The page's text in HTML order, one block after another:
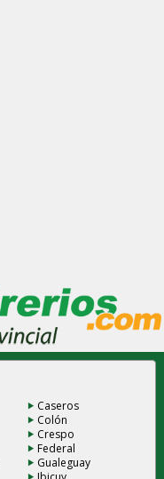
Caseros
Colón
Crespo
Federal
Gualeguay